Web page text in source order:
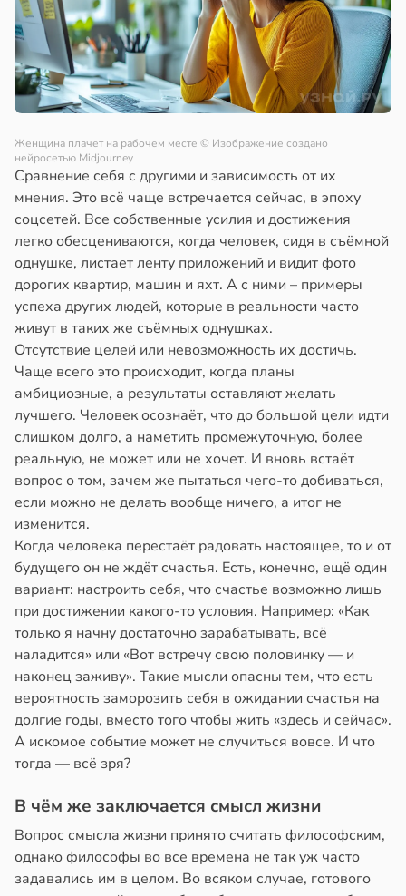
Женщина плачет на рабочем месте © Изображение создано
нейросетью Midjourney
Сравнение себя с другими и зависимость от их
мнения. Это всё чаще встречается сейчас, в эпоху
соцсетей. Все собственные усилия и достижения
легко обесцениваются, когда человек, сидя в съёмной
однушке, листает ленту приложений и видит фото
дорогих квартир, машин и яхт. А с ними – примеры
успеха других людей, которые в реальности часто
живут в таких же съёмных однушках.
Отсутствие целей или невозможность их достичь.
Чаще всего это происходит, когда планы
амбициозные, а результаты оставляют желать
лучшего. Человек осознаёт, что до большой цели идти
слишком долго, а наметить промежуточную, более
реальную, не может или не хочет. И вновь встаёт
вопрос о том, зачем же пытаться чего-то добиваться,
если можно не делать вообще ничего, а итог не
изменится.
Когда человека перестаёт радовать настоящее, то и от
будущего он не ждёт счастья. Есть, конечно, ещё один
вариант: настроить себя, что счастье возможно лишь
при достижении какого-то условия. Например: «Как
только я начну достаточно зарабатывать, всё
наладится» или «Вот встречу свою половинку — и
наконец заживу». Такие мысли опасны тем, что есть
вероятность заморозить себя в ожидании счастья на
долгие годы, вместо того чтобы жить «здесь и сейчас».
А искомое событие может не случиться вовсе. И что
тогда — всё зря?
В чём же заключается смысл жизни
Вопрос смысла жизни принято считать философским,
однако философы во все времена не так уж часто
задавались им в целом. Во всяком случае, готового